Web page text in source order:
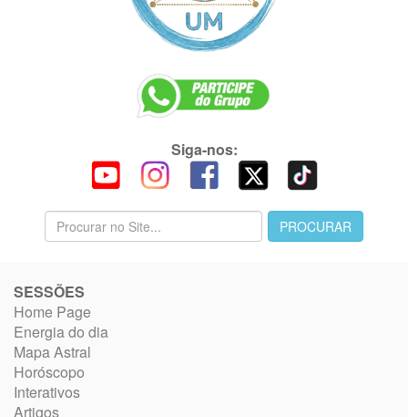
Siga-nos:
SESSÕES
Home Page
Energia do dia
Mapa Astral
Horóscopo
Interativos
Artigos